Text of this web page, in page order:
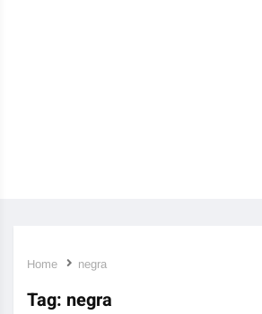
Home negra
Tag: negra